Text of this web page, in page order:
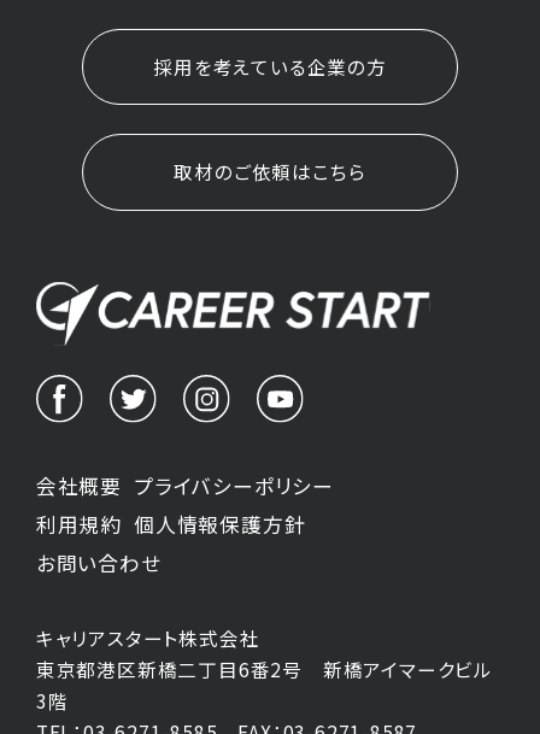
採用を考えている企業の方
取材のご依頼はこちら
会社概要 プライバシーポリシー
利用規約 個人情報保護方針
お問い合わせ
キャリアスタート株式会社
東京都港区新橋二丁目6番2号 新橋アイマークビル
3階